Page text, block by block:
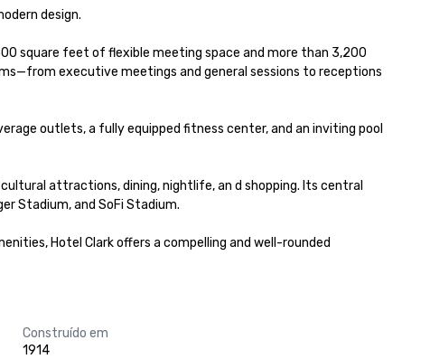
design.
square feet of flexible meeting space and more than 3,200
executive meetings and general sessions to receptions
outlets, a fully equipped fitness center, and an inviting pool
attractions, dining, nightlife, an d shopping. Its central
Stadium, and SoFi Stadium.
Hotel Clark offers a compelling and well-rounded
Construído em
1914